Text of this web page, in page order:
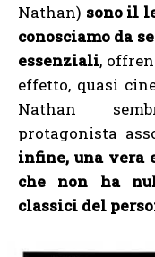
Nathan) sono il
conosciamo da
essenziali,
effetto, quasi
Nathan
protagonista
infine, una vera
che non ha
classici del